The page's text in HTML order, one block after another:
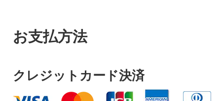
お支払方法
クレジットカード決済